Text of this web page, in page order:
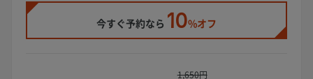
今すぐ予約なら 10%オフ
1,650円